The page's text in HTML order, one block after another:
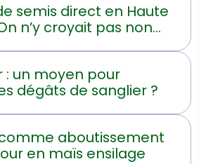
semis direct en Haute
n’y croyait pas non
: un moyen pour
dégâts de sanglier ?
aboutissement
en maïs ensilage